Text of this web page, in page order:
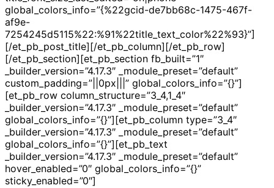
global_colors_info=”{%22gcid-de7bb68c-1475-467f-
af9e-
7254245d5115%22:%91%22title_text_color%22%93}”]
[/et_pb_post_title][/et_pb_column][/et_pb_row]
[/et_pb_section][et_pb_section fb_built=”1″
_builder_version=”4.17.3″ _module_preset=”default”
custom_padding=”||0px|||” global_colors_info=”{}”]
[et_pb_row column_structure=”3_4,1_4″
_builder_version=”4.17.3″ _module_preset=”default”
global_colors_info=”{}”][et_pb_column type=”3_4″
_builder_version=”4.17.3″ _module_preset=”default”
global_colors_info=”{}”][et_pb_text
_builder_version=”4.17.3″ _module_preset=”default”
hover_enabled=”0″ global_colors_info=”{}”
sticky_enabled=”0″]